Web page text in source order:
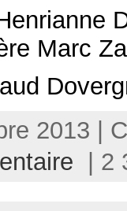
Marc
2013 |
| 2